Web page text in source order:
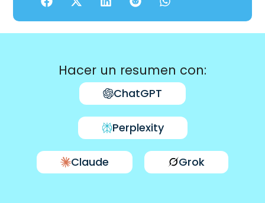
Hacer un resumen con:
ChatGPT
Perplexity
Claude Grok